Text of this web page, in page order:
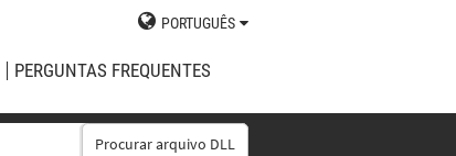
PORTUGUÊS
PERGUNTAS FREQUENTES
Procurar arquivo DLL